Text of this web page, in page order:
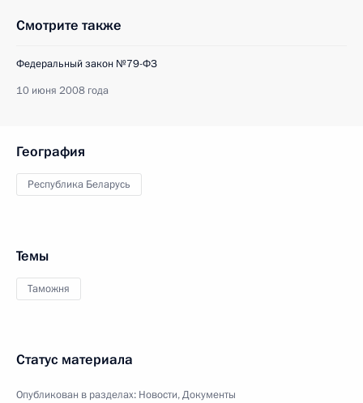
Смотрите также
Федеральный закон №79-ФЗ
10 июня 2008 года
География
Республика Беларусь
Темы
Таможня
Статус материала
Опубликован в разделах: Новости,Документы